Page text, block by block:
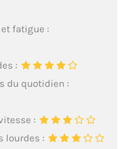
fatigue :
:
du quotidien :
:
lourdes :